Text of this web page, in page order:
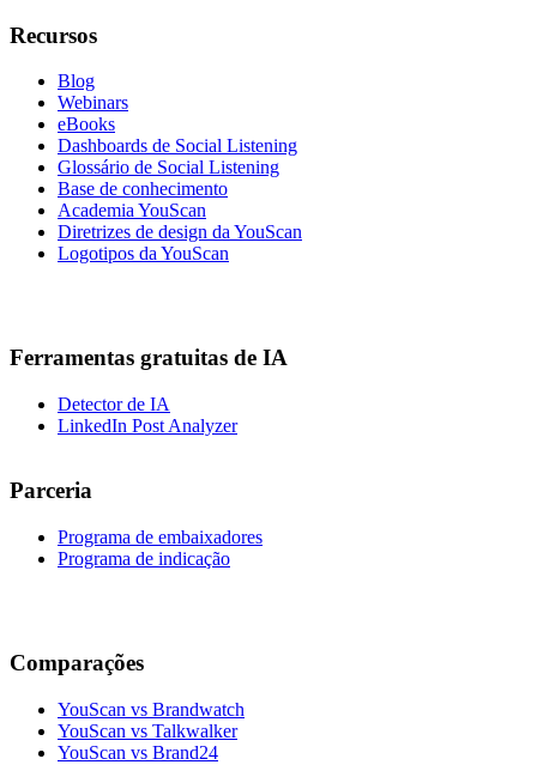
Recursos
Blog
Webinars
eBooks
Dashboards de Social Listening
Glossário de Social Listening
Base de conhecimento
Academia YouScan
Diretrizes de design da YouScan
Logotipos da YouScan
Ferramentas gratuitas de IA
Detector de IA
LinkedIn Post Analyzer
Parceria
Programa de embaixadores
Programa de indicação
Comparações
YouScan vs Brandwatch
YouScan vs Talkwalker
YouScan vs Brand24